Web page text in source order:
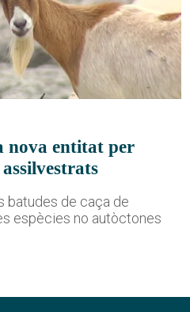
nova entitat per
batudes de caça de
espècies no autòctones